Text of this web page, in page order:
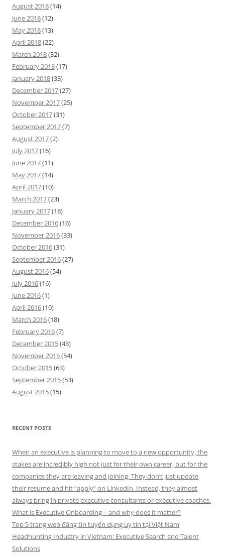
August 2018(14)
June 2018(12)
May 2018(13)
April 2018(22)
March 2018(32)
February 2018(17)
January 2018(33)
December 2017(27)
November 2017(25)
October 2017(31)
September 2017(7)
August 2017(2)
July 2017(16)
June 2017(11)
May 2017(14)
April 2017(10)
March 2017(23)
January 2017(18)
December 2016(16)
November 2016(33)
October 2016(31)
September 2016(27)
August 2016(54)
July 2016(16)
June 2016(1)
April 2016(10)
March 2016(18)
February 2016(7)
December 2015(43)
November 2015(54)
October 2015(63)
September 2015(53)
August 2015(15)
RECENT POSTS
When an executive is planning to move to a new opportunity, the
stakes are incredibly high not just for their own career, but for the
companies they are leaving and joining. They don’t just update
their resume and hit “apply” on LinkedIn. Instead, they almost
always bring in private executive consultants or executive coaches.
What is Executive Onboarding – and why does it matter?
Top 5 trang web đăng tin tuyển dụng uy tín tại Việt Nam
Headhunting Industry in Vietnam: Executive Search and Talent
Solutions